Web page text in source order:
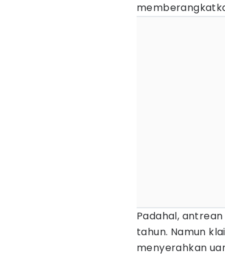
Padahal,
tahun. Namun
menyerahkan